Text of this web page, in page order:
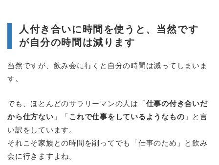
人付き合いに時間を使うと、当然です
が自分の時間は減ります
当然ですが、飲み会に行くと自分の時間は減ってしまいま
す。
でも、ほとんどのサラリーマンの人は「仕事の付き合いだ
から仕方ない 」「これで仕事をしているようなもの 」と言
い訳をしています。
それこそ家族との時間を削ってでも「仕事のため」と飲み
会に行きますよね。